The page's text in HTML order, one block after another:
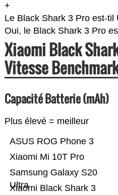
+
Le Black Shark 3 Pro est-til
Oui, le Black Shark 3 Pro
Xiaomi Black
Vitesse
Capacité Batterie (mAh)
Plus élevé = meilleur
Xiaomi Black Shark 3
Samsung Galaxy S20
Ultra
Xiaomi Mi 10T Pro
ASUS ROG Phone 3